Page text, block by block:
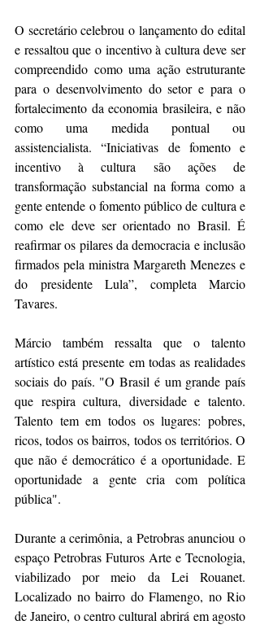
O secretário celebrou o lançamento do edital
e ressaltou que o incentivo à cultura deve ser
compreendido como uma ação estruturante
para o desenvolvimento do setor e para o
fortalecimento da economia brasileira, e não
como uma medida pontual ou
assistencialista. “Iniciativas de fomento e
incentivo à cultura são ações de
transformação substancial na forma como a
gente entende o fomento público de cultura e
como ele deve ser orientado no Brasil. É
reafirmar os pilares da democracia e inclusão
firmados pela ministra Margareth Menezes e
do presidente Lula”, completa Marcio
Tavares.
Márcio também ressalta que o talento
artístico está presente em todas as realidades
sociais do país. "O Brasil é um grande país
que respira cultura, diversidade e talento.
Talento tem em todos os lugares: pobres,
ricos, todos os bairros, todos os territórios. O
que não é democrático é a oportunidade. E
oportunidade a gente cria com política
pública".
Durante a cerimônia, a Petrobras anunciou o
espaço Petrobras Futuros Arte e Tecnologia,
viabilizado por meio da Lei Rouanet.
Localizado no bairro do Flamengo, no Rio
de Janeiro, o centro cultural abrirá em agosto